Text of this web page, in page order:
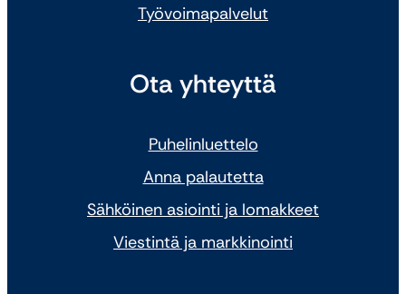
Työvoimapalvelut
Ota yhteyttä
Puhelinluettelo
Anna palautetta
Sähköinen asiointi ja lomakkeet
Viestintä ja markkinointi